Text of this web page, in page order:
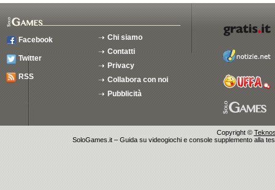
Facebook
Twitter
RSS
Chi siamo
Contatti
Privacy
Collabora con noi
Pubblicità
Copyright ©
SoloGames.it – Guida su videogiochi e console supplemento alla